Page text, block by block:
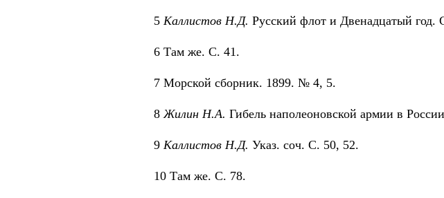
5 Каллистов Н.Д. Русский флот и Двенадцатый
6 Там же. С. 41.
7 Морской сборник. 1899. № 4, 5.
8 Жилин Н.А. Гибель наполеоновской армии в
9 Каллистов Н.Д. Указ. соч. С. 50, 52.
10 Там же. С. 78.